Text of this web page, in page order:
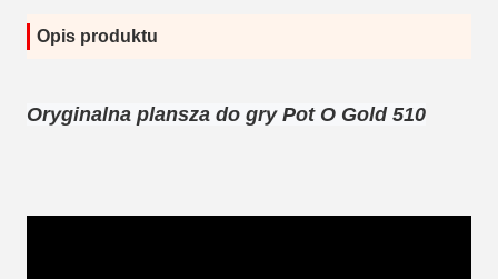
Opis produktu
Oryginalna plansza do gry Pot O Gold 510